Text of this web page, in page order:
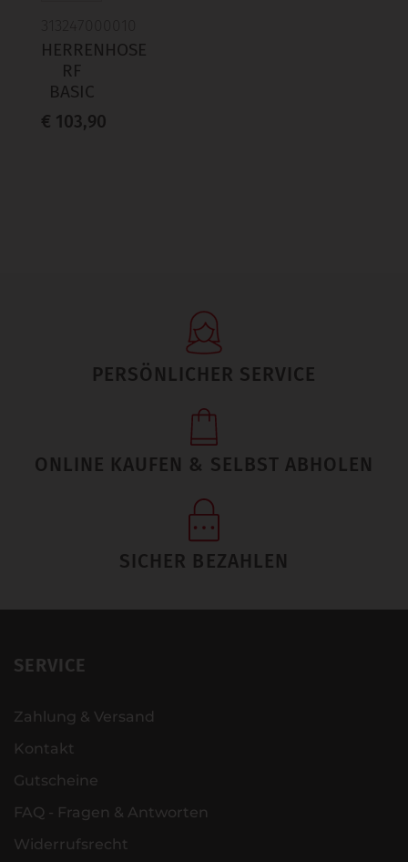
HERRENHOSE
RF
BASIC
€ 103,90
PERSÖNLICHER SERVICE
ONLINE KAUFEN & SELBST ABHOLEN
SICHER BEZAHLEN
SERVICE
Zahlung & Versand
Kontakt
Gutscheine
FAQ - Fragen & Antworten
Widerrufsrecht